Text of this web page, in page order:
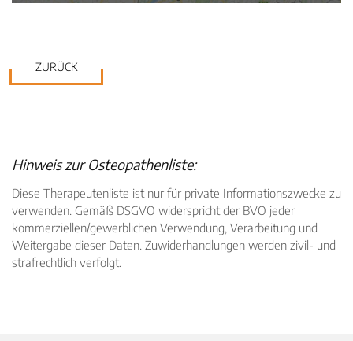
ZURÜCK
Hinweis zur Osteopathenliste:
Diese Therapeutenliste ist nur für private Informationszwecke zu
verwenden. Gemäß DSGVO widerspricht der BVO jeder
kommerziellen/gewerblichen Verwendung, Verarbeitung und
Weitergabe dieser Daten. Zuwiderhandlungen werden zivil- und
strafrechtlich verfolgt.